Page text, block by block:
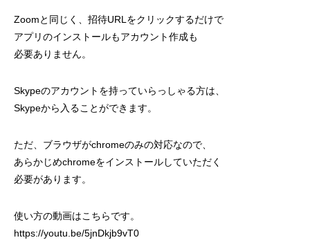
Zoomと同じく、招待URLをクリックするだけで
アプリのインストールもアカウント作成も
必要ありません。
Skypeのアカウントを持っていらっしゃる方は、
Skypeから入ることができます。
ただ、ブラウザがchromeのみの対応なので、
あらかじめchromeをインストールしていただく
必要があります。
使い方の動画はこちらです。
https://youtu.be/5jnDkjb9vT0